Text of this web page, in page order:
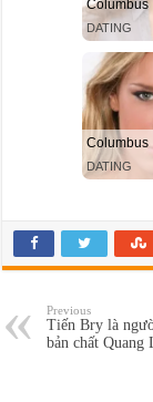
Previous
Tiến Bry là
bản chất Quang